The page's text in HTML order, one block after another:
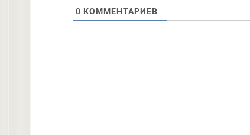
0 КОММЕНТАРИЕВ